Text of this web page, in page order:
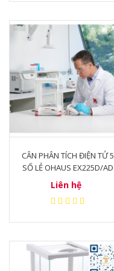
CÂN PHÂN TÍCH ĐIỆN TỬ 5
SỐ LẺ OHAUS EX225D/AD
Liên hệ